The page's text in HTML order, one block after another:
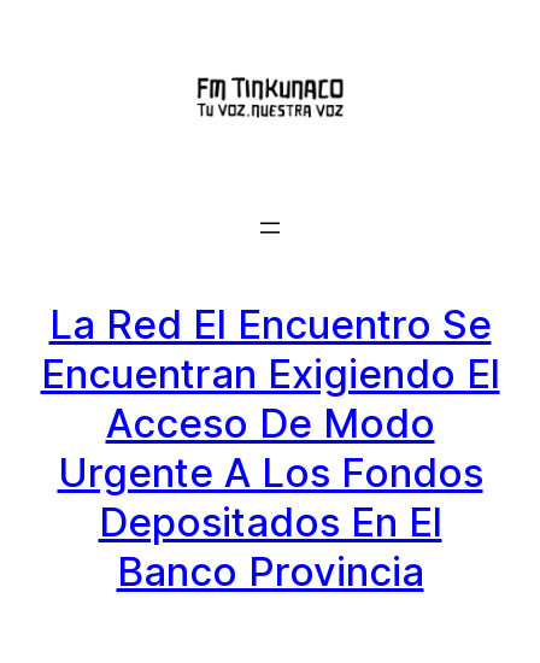
La Red El Encuentro Se
Encuentran Exigiendo El
Acceso De Modo
Urgente A Los Fondos
Depositados En El
Banco Provincia